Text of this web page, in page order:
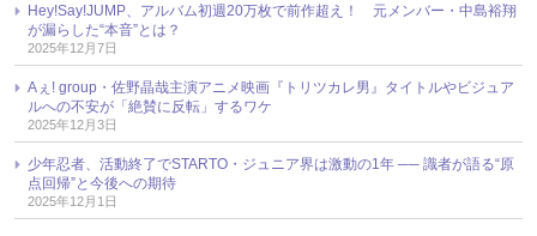
Hey!Say!JUMP、アルバム初週20万枚で前作超え！ 元メンバー・中島裕翔
が漏らした“本音”とは？
2025年12月7日
Aぇ! group・佐野晶哉主演アニメ映画『トリツカレ男』タイトルやビジュア
ルへの不安が「絶賛に反転」するワケ
2025年12月3日
少年忍者、活動終了でSTARTO・ジュニア界は激動の1年 ── 識者が語る“原
点回帰”と今後への期待
2025年12月1日